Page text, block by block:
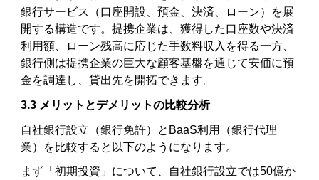
銀行サービス（口座開設、預金、決済、ローン）を展
開する構造です。提携企業は、獲得した口座数や決済
利用額、ローン残高に応じた手数料収入を得る一方、
銀行側は提携企業の巨大な顧客基盤を通じて安価に預
金を調達し、貸出先を開拓できます。
3.3 メリットとデメリットの比較分析
自社銀行設立（銀行免許）とBaaS利用（銀行代理
業）を比較すると以下のようになります。
まず「初期投資」について、自社銀行設立では50億か